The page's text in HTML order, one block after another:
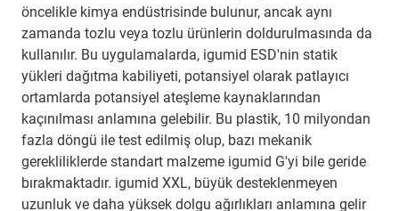
öncelikle kimya endüstrisinde bulunur, ancak aynı
zamanda tozlu veya tozlu ürünlerin doldurulmasında da
kullanılır. Bu uygulamalarda, igumid ESD'nin statik
yükleri dağıtma kabiliyeti, potansiyel olarak patlayıcı
ortamlarda potansiyel ateşleme kaynaklarından
kaçınılması anlamına gelebilir. Bu plastik, 10 milyondan
fazla döngü ile test edilmiş olup, bazı mekanik
gerekliliklerde standart malzeme igumid G'yi bile geride
bırakmaktadır. igumid XXL, büyük desteklenmeyen
uzunluk ve daha yüksek dolgu ağırlıkları anlamına gelir